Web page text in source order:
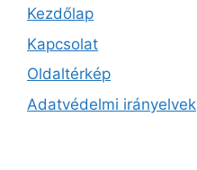
Kezdőlap
Kapcsolat
Oldaltérkép
Adatvédelmi irányelvek